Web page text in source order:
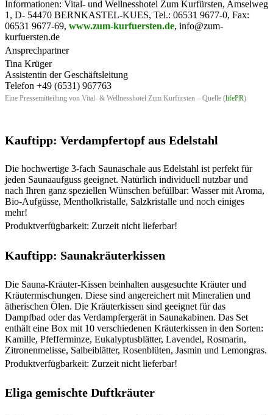
Informationen: Vital- und Wellnesshotel Zum Kurfürsten, Amselweg
1, D- 54470 BERNKASTEL-KUES, Tel.: 06531 9677-0, Fax:
06531 9677-69, www.zum-kurfuersten.de, info@zum-
kurfuersten.de
Ansprechpartner
Tina Krüger
Assistentin der Geschäftsleitung
Telefon +49 (6531) 967763
Eine Pressemitteilung von Vital- & Wellnesshotel Zum Kurfürsten – Quelle (lifePR)
Kauftipp: Verdampfertopf aus Edelstahl
Die hochwertige 3-fach Saunaschale aus Edelstahl ist perfekt für
jeden Saunaaufguss geeignet. Natürlich individuell nutzbar und
nach Ihren ganz speziellen Wünschen befüllbar: Wasser mit Aroma,
Bio-Aufgüsse, Mentholkristalle, Salzkristalle und noch einiges
mehr!
Produktverfügbarkeit: Zurzeit nicht lieferbar!
Kauftipp: Saunakräuterkissen
Die Sauna-Kräuter-Kissen beinhalten ausgesuchte Kräuter und
Kräutermischungen. Diese sind angereichert mit Mineralien und
ätherischen Ölen. Die Kräuterkissen sind geeignet für das
Dampfbad oder das Verdampfergerät in Saunakabinen. Das Set
enthält eine Box mit 10 verschiedenen Kräuterkissen in den Sorten:
Kamille, Pfefferminze, Eukalyptusblätter, Lavendel, Rosmarin,
Zitronenmelisse, Salbeiblätter, Rosenblüten, Jasmin und Lemongras.
Produktverfügbarkeit: Zurzeit nicht lieferbar!
Eliga gemischte Duftkräuter